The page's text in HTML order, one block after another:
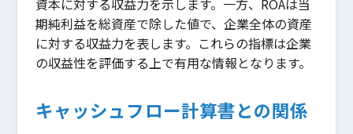
期純利益を総資産で除した値で、企業全体の資産
に対する収益力を表します。これらの指標は企業
の収益性を評価する上で有用な情報となります。
キャッシュフロー計算書との関係